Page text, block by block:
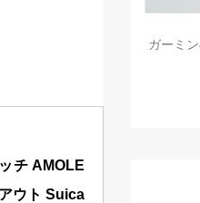
チ AMOLE
ウト Suica
ガーミ